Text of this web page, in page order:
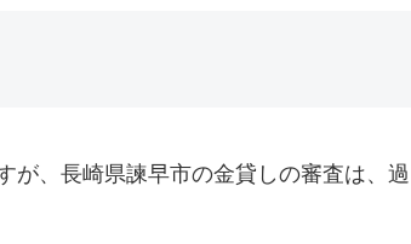
が、長崎県諫早市の金貸しの審査は、過